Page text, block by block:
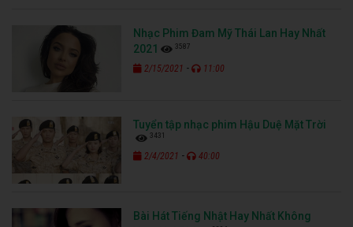
Nhạc Phim Đam Mỹ Thái Lan Hay Nhất
2021
3587
2/15/2021 - 11:00
Tuyển tập nhạc phim Hậu Duệ Mặt Trời
3431
2/4/2021 - 40:00
Bài Hát Tiếng Nhật Hay Nhất Không